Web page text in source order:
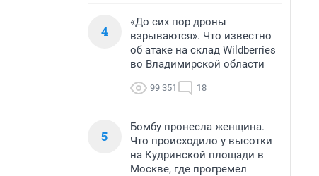
4
«До сих пор дроны
взрываются». Что известно
об атаке на склад Wildberries
во Владимирской области
99 351 18
5
Бомбу пронесла женщина.
Что происходило у высотки
на Кудринской площади в
Москве, где прогремел